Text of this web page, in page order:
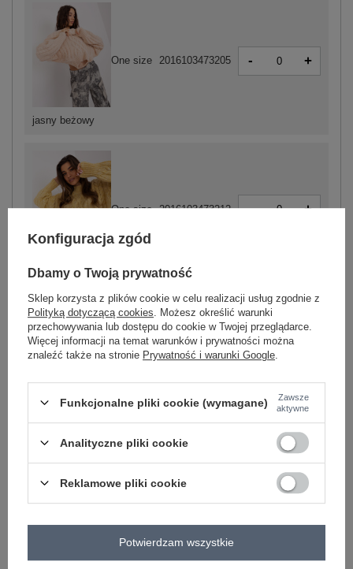
jasny beżowy
One size 2016103473205 - +
jasny żółty
One size 2016103473212 - +
One size 2016103473229 -
Zobacz wszystkie kolory (+9)
Konfiguracja zgód
Dbamy o Twoją prywatność
Sklep korzysta z plików cookie w celu realizacji usług zgodnie z
Polityką dotyczącą cookies . Możesz określić warunki
przechowywania lub dostępu do cookie w Twojej przeglądarce.
Więcej informacji na temat warunków i prywatności można
znaleźć także na stronie Prywatność i warunki Google
Funkcjonalne pliki cookie (wymagane)
Zawsze
aktywne
Analityczne pliki cookie
Reklamowe pliki cookie
Potwierdzam wszystkie